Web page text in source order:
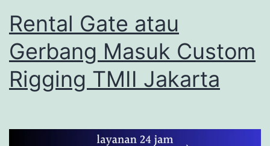
Rental Gate atau
Gerbang Masuk Custom
Rigging TMII Jakarta